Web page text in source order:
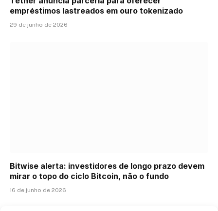
empréstimos lastreados em ouro tokenizado
29 de junho de 2026
Bitwise alerta: investidores de longo prazo devem
mirar o topo do ciclo Bitcoin, não o fundo
16 de junho de 2026